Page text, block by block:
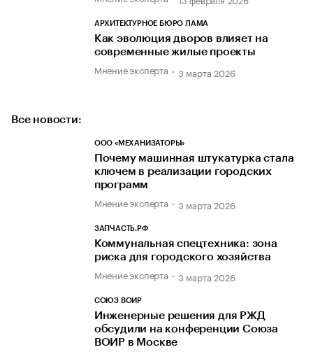
АРХИТЕКТУРНОЕ БЮРО ЛАМА
Как эволюция дворов влияет на
современные жилые проекты
Мнение эксперта 3 марта 2026
Все новости:
ООО «МЕХАНИЗАТОРЫ»
Почему машинная штукатурка стала
ключем в реализации городских
программ
Мнение эксперта 3 марта 2026
ЗАПЧАСТЬ.РФ
Коммунальная спецтехника: зона
риска для городского хозяйства
Мнение эксперта 3 марта 2026
СОЮЗ ВОИР
Инженерные решения для РЖД
обсудили на конференции Союза
ВОИР в Москве